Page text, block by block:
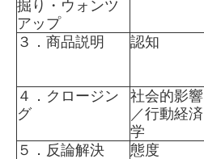
掘り・ウォンツ
アップ
３．商品説明
認知
４．クロージン
グ
社会的影響
／行動経済
学
５．反論解決 態度